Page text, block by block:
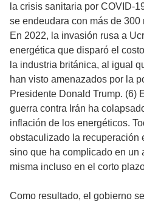
la crisis sanitaria por COVID-
se endeudara con más de
En 2022, la invasión rusa a
energética que disparó el
la industria británica, al igual
han visto amenazados por la
Presidente Donald Trump. (6)
guerra contra Irán ha
inflación de los energéticos.
obstaculizado la recuperación
sino que ha complicado en un
misma incluso en el corto
Como resultado, el gobierno